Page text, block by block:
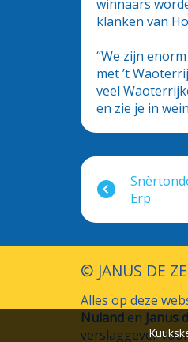
winnaars
klanken van
“We zijn
met ’t
veel
en zie je in
Erp
© JANUS DE
Alles op deze
Nuland en Janus
verslaggever